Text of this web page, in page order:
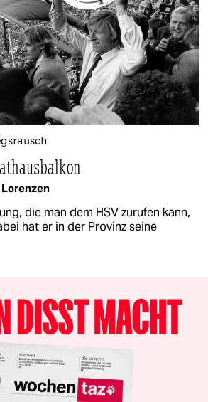
Lorenzen
die man dem HSV zurufen kann,
hat er in der Provinz seine